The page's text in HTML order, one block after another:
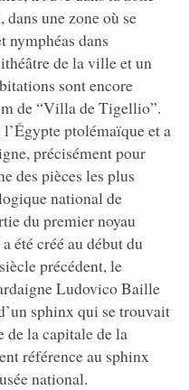
une zone où se
nymphéas dans
de la ville et un
sont encore
de “Villa de Tigellio”.
ptolémaïque et a
précisément pour
des pièces les plus
national de
du premier noyau
été créé au début du
précédent, le
Ludovico Baille
sphinx qui se trouvait
de la capitale de la
référence au sphinx
national.